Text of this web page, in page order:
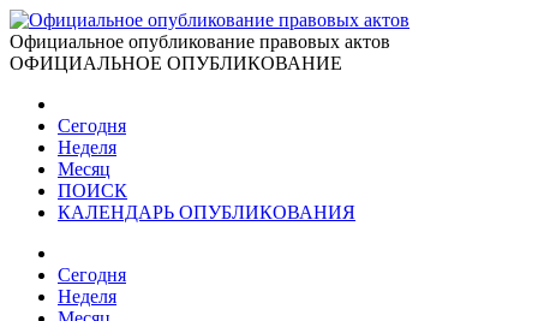
Официальное опубликование правовых актов
ОФИЦИАЛЬНОЕ ОПУБЛИКОВАНИЕ
Сегодня
Неделя
Месяц
ПОИСК
КАЛЕНДАРЬ ОПУБЛИКОВАНИЯ
Сегодня
Неделя